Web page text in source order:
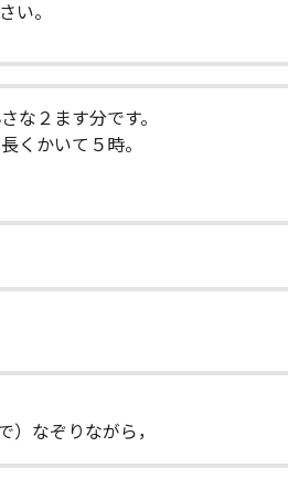
い。
な２ます分です。
くかいて５時。
）なぞりながら，